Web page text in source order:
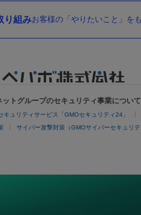
り組みお客様の「やりたいこと」を
ットグループのセキュリティ事業について
キュリティサービス「GMOセキュリティ24」
サイバー攻撃対策（GMOサイバーセキュリテ